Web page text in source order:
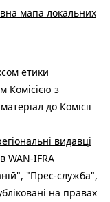
мапа локальних
етики
Комісією з
до Комісії
видавці
WAN-IFRA
"Прес-служба",
на правах